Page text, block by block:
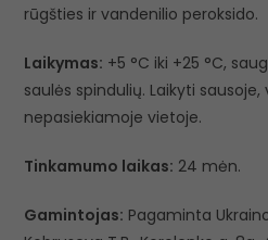
rūgšties ir vandenilio peroksido.
Laikymas: +5 °C iki +25 °C,
saulės spindulių. Laikyti sausoje,
nepasiekiamoje vietoje.
Tinkamumo laikas: 24 mėn.
Gamintojas: Pagaminta